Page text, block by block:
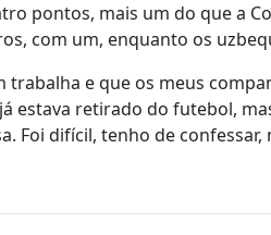
pontos, mais um do que a
com um, enquanto os
trabalha e que os meus
estava retirado do futebol,
Foi difícil, tenho de